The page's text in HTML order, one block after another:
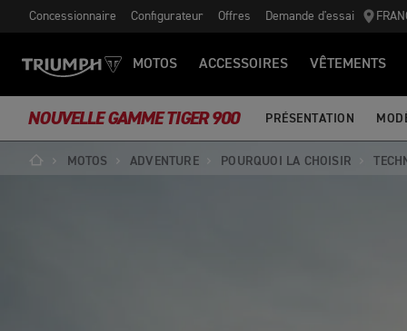
Concessionnaire Configurateur Offres Demande d'essai
MOTOS ACCESSOIRES VÊTEMENTS
NOUVELLE GAMME TIGER 900 PRÉSENTATION
MOTOS ADVENTURE POURQUOI LA CHOISIR